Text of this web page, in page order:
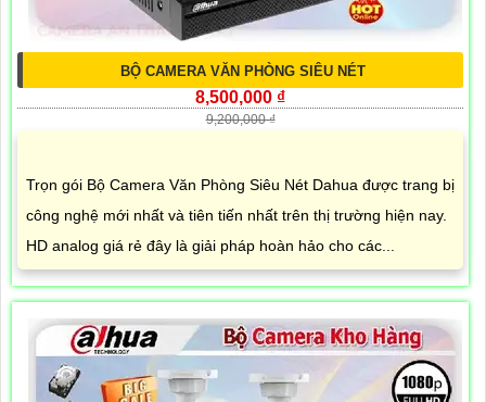
BỘ CAMERA VĂN PHÒNG SIÊU NÉT
8,500,000 ₫
9,200,000 ₫
Trọn gói Bộ Camera Văn Phòng Siêu Nét Dahua được trang bị
công nghệ mới nhất và tiên tiến nhất trên thị trường hiện nay.
HD analog giá rẻ đây là giải pháp hoàn hảo cho các...